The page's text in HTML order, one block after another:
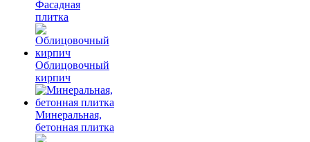
Фасадная
плитка
Облицовочный
кирпич
Минеральная,
бетонная плитка